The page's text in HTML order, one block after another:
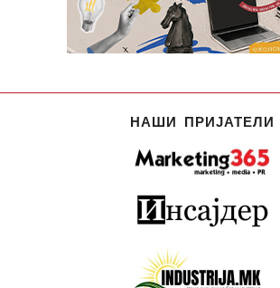
НАШИ ПРИЈАТЕЛИ